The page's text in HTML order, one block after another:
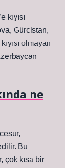
Gürcistan,
olmayan
ne
Bu
çok kısa bir